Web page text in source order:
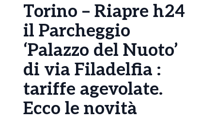
Torino – Riapre h24
il Parcheggio
‘Palazzo del Nuoto’
di via Filadelfia :
tariffe agevolate.
Ecco le novità